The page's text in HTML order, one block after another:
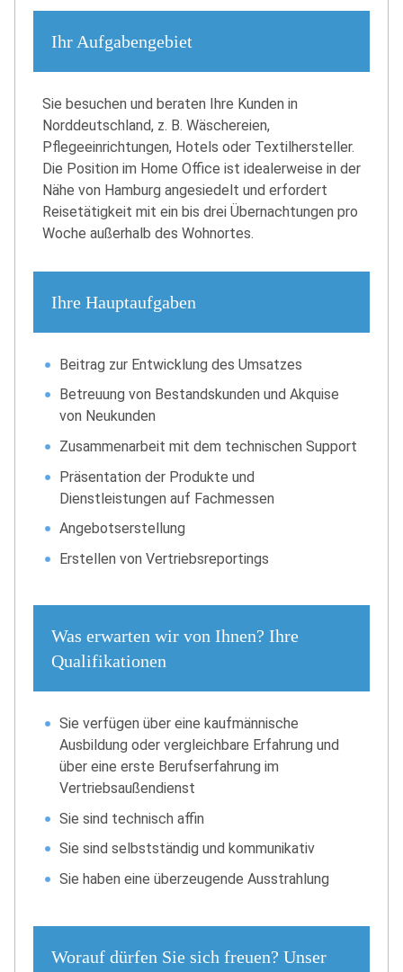
Ihr Aufgabengebiet
Sie besuchen und beraten Ihre Kunden in
Norddeutschland, z. B. Wäschereien,
Pflegeeinrichtungen, Hotels oder Textilhersteller.
Die Position im Home Office ist idealerweise in der
Nähe von Hamburg angesiedelt und erfordert
Reisetätigkeit mit ein bis drei Übernachtungen pro
Woche außerhalb des Wohnortes.
Ihre Hauptaufgaben
Beitrag zur Entwicklung des Umsatzes
Betreuung von Bestandskunden und Akquise
von Neukunden
Zusammenarbeit mit dem technischen Support
Präsentation der Produkte und
Dienstleistungen auf Fachmessen
Angebotserstellung
Erstellen von Vertriebsreportings
Was erwarten wir von Ihnen? Ihre
Qualifikationen
Sie verfügen über eine kaufmännische
Ausbildung oder vergleichbare Erfahrung und
über eine erste Berufserfahrung im
Vertriebsaußendienst
Sie sind technisch affin
Sie sind selbstständig und kommunikativ
Sie haben eine überzeugende Ausstrahlung
Worauf dürfen Sie sich freuen? Unser